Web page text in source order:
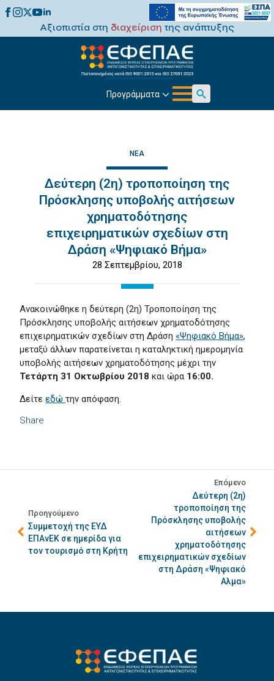
Αξιοπιστία στη διαχείριση της ανάπτυξης
Προγράμματα
Search
ΝΈΑ
Δεύτερη (2η) τροποποίηση της
Πρόσκλησης υποβολής αιτήσεων
χρηματοδότησης
επιχειρηματικών σχεδίων στη
Δράση «Ψηφιακό Βήμα»
28 Σεπτεμβρίου, 2018
Share
Ανακοινώθηκε η δεύτερη (2η) Τροποποίηση της
Πρόσκλησης υποβολής αιτήσεων χρηματοδότησης
επιχειρηματικών σχεδίων στη Δράση «Ψηφιακό Βήμα»,
μεταξύ άλλων παρατείνεται η καταληκτική ημερομηνία
υποβολής αιτήσεων χρηματοδότησης μέχρι την
Τετάρτη 31 Οκτωβρίου 2018 και ώρα 16:00.
Δείτεεδώτην απόφαση.
Προηγούμενο
Συμμετοχή της ΕΥΔ
ΕΠΑνΕΚ σε ημερίδα για
τον τουρισμό στη Κρήτη
Επόμενο
Δεύτερη (2η)
τροποποίηση της
Πρόσκλησης υποβολής
αιτήσεων
χρηματοδότησης
επιχειρηματικών σχεδίων
στη Δράση «Ψηφιακό
Αλμα»